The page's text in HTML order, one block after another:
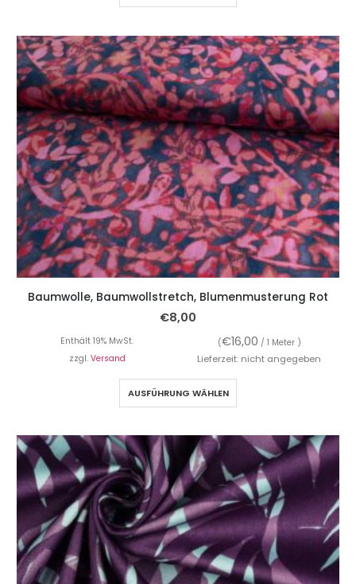
Baumwolle, Baumwollstretch, Blumenmusterung Rot
€8,00
Enthält 19% MwSt. (€16,00 / 1 Meter )
zzgl. Versand Lieferzeit: nicht angegeben
AUSFÜHRUNG WÄHLEN